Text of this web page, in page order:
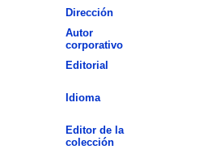
Dirección
Autor
corporativo
Editorial
Idioma
Editor de la
colección